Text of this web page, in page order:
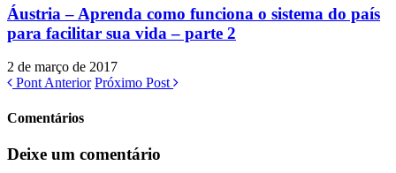
Áustria – Aprenda como funciona o sistema do país
para facilitar sua vida – parte 2
2 de março de 2017
Pont Anterior Próximo Post
Comentários
Deixe um comentário